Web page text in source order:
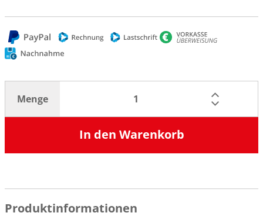
Menge
In den Warenkorb
Produktinformationen